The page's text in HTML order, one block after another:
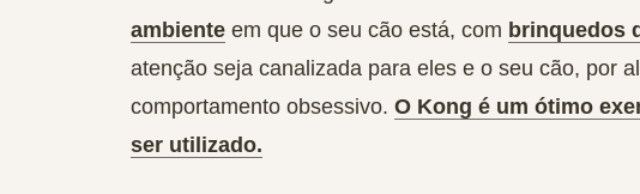
ambiente em que o seu cão está, com brinquedos
atenção seja canalizada para eles e o seu cão, por
comportamento obsessivo. O Kong é um ótimo
ser utilizado.